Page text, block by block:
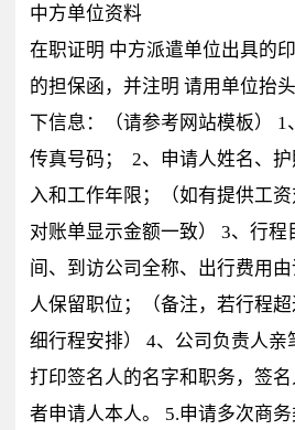
中方单位资料
在职证明 中方派遣单位出具的
的担保函，并注明 请用单位抬
下信息：（请参考网站模板）
传真号码； 2、申请人姓名、
入和工作年限；（如有提供工
对账单显示金额一致） 3、行
间、到访公司全称、出行费用
人保留职位；（备注，若行程
细行程安排） 4、公司负责人亲
打印签名人的名字和职务，签
者申请人本人。 5.申请多次商